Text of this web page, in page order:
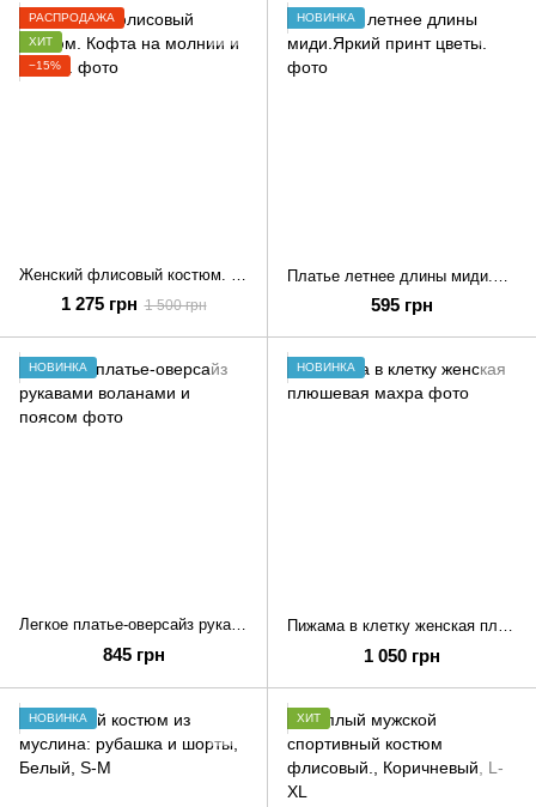
РАСПРОДАЖА
ХИТ
−15%
1 275 грн 1 500 грн
НОВИНКА
595 грн
НОВИНКА
Легкое платье-оверсайз рукавами воланами и поясом
845 грн
НОВИНКА
Пижама в клетку женская плюшевая махра
1 050 грн
НОВИНКА ХИТ